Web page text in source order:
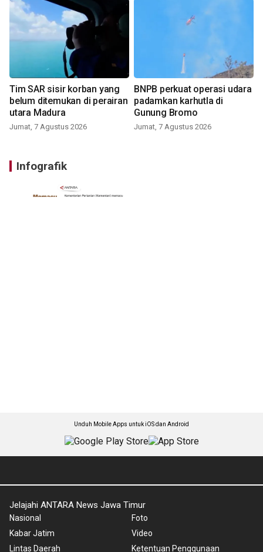
Tim SAR sisir korban yang
belum ditemukan di perairan
utara Madura
Jumat, 7 Agustus 2026
BNPB perkuat operasi udara
padamkan karhutla di
Gunung Bromo
Jumat, 7 Agustus 2026
Infografik
Unduh Mobile Apps untuk iOS dan Android
Jelajahi ANTARA News Jawa Timur
Nasional
Kabar Jatim
Lintas Daerah
Foto
Video
Ketentuan Penggunaan